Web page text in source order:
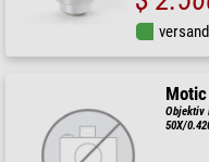
Motic
Objektiv
50X/